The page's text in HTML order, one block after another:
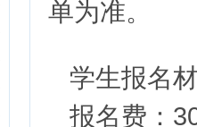
单为准。
学生报名
报名费：